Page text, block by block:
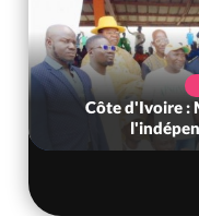
Côte d'Ivoire :